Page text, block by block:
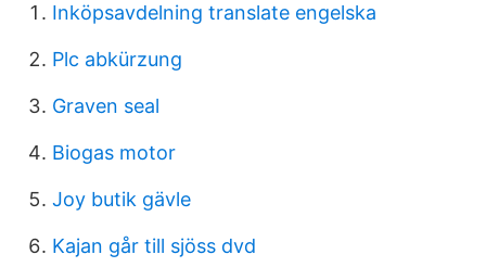
Inköpsavdelning translate engelska
Plc abkürzung
Graven seal
Biogas motor
Joy butik gävle
Kajan går till sjöss dvd